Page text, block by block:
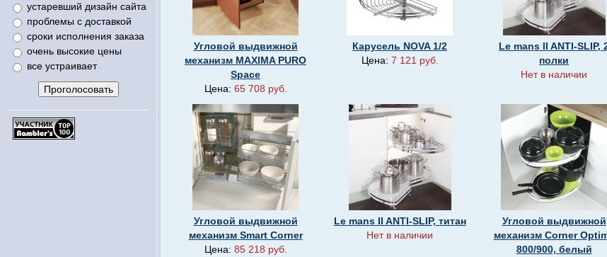
устаревший дизайн сайта
проблемы с доставкой
сроки исполнения заказа
очень высокие цены
все устраивает
Угловой выдвижной
механизм MAXIMA PURO
Space
Цена: 65 708 руб.
Карусель NOVA 1/2
Цена: 7 121 руб.
Le mans II ANTI-SLIP,
полки
Нет в наличии
Угловой выдвижной
механизм Smart Corner
Цена: 85 218 руб.
Le mans II ANTI-SLIP, титан
Нет в наличии
Угловой выдвижной
механизм Corner
800/900, белый